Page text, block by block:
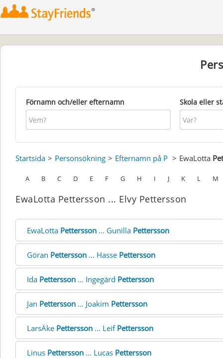
Förnamn och/eller efternamn Skola eller
Startsida Personsökning Efternamn på P EwaLotta
A B C D E F G H I J K L M
EwaLotta Pettersson ... Elvy Pettersson
EwaLotta Pettersson ... Gunilla Pettersson
Göran Pettersson ... Hasse Pettersson
Ida Pettersson ... Ingegärd Pettersson
Jan Pettersson ... Joakim Pettersson
LarsÄke Pettersson ... Leif Pettersson
Linus Pettersson ... Lucas Pettersson